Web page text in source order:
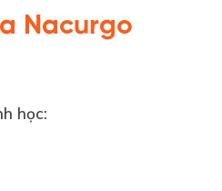
Nacurgo
học: